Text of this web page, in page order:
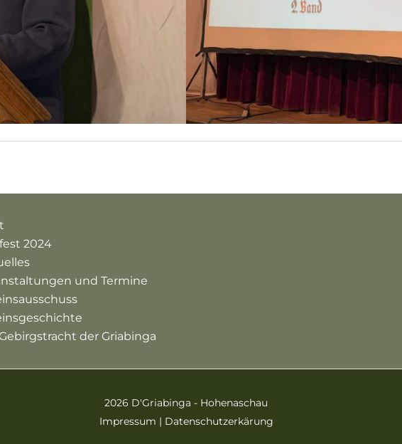
2024
und Termine
der Griabinga
2026 D'Griabinga - Hohenaschau
Impressum | Datenschutzerkärung